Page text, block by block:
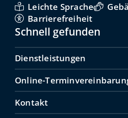
Leichte Sprache
Barrierefreiheit
Schnell gefunden
Dienstleistungen
Online-
Kontakt